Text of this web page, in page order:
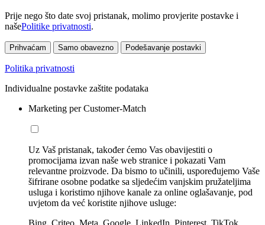
Prije nego što date svoj pristanak, molimo provjerite postavke i
našePolitike privatnosti.
Prihvaćam Samo obavezno Podešavanje postavki
Politika privatnosti
Individualne postavke zaštite podataka
Marketing per Customer-Match
Uz Vaš pristanak, također ćemo Vas obavijestiti o
promocijama izvan naše web stranice i pokazati Vam
relevantne proizvode. Da bismo to učinili, uspoređujemo Vaše
šifrirane osobne podatke sa sljedećim vanjskim pružateljima
usluga i koristimo njihove kanale za online oglašavanje, pod
uvjetom da već koristite njihove usluge:
Bing, Criteo, Meta, Google, LinkedIn, Pinterest, TikTok